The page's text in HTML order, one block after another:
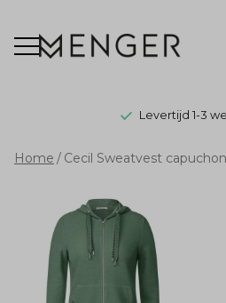
Levertijd 1-3
Cecil
Sweatvest
capuchon
Home Cecil Sweatvest capuchon